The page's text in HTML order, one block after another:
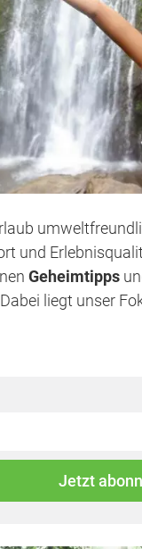
und
Geheimtipps
liegt unser
Jetzt